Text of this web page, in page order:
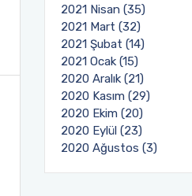
2021 Nisan (35)
2021 Mart (32)
2021 Şubat (14)
2021 Ocak (15)
2020 Aralık (21)
2020 Kasım (29)
2020 Ekim (20)
2020 Eylül (23)
2020 Ağustos (3)